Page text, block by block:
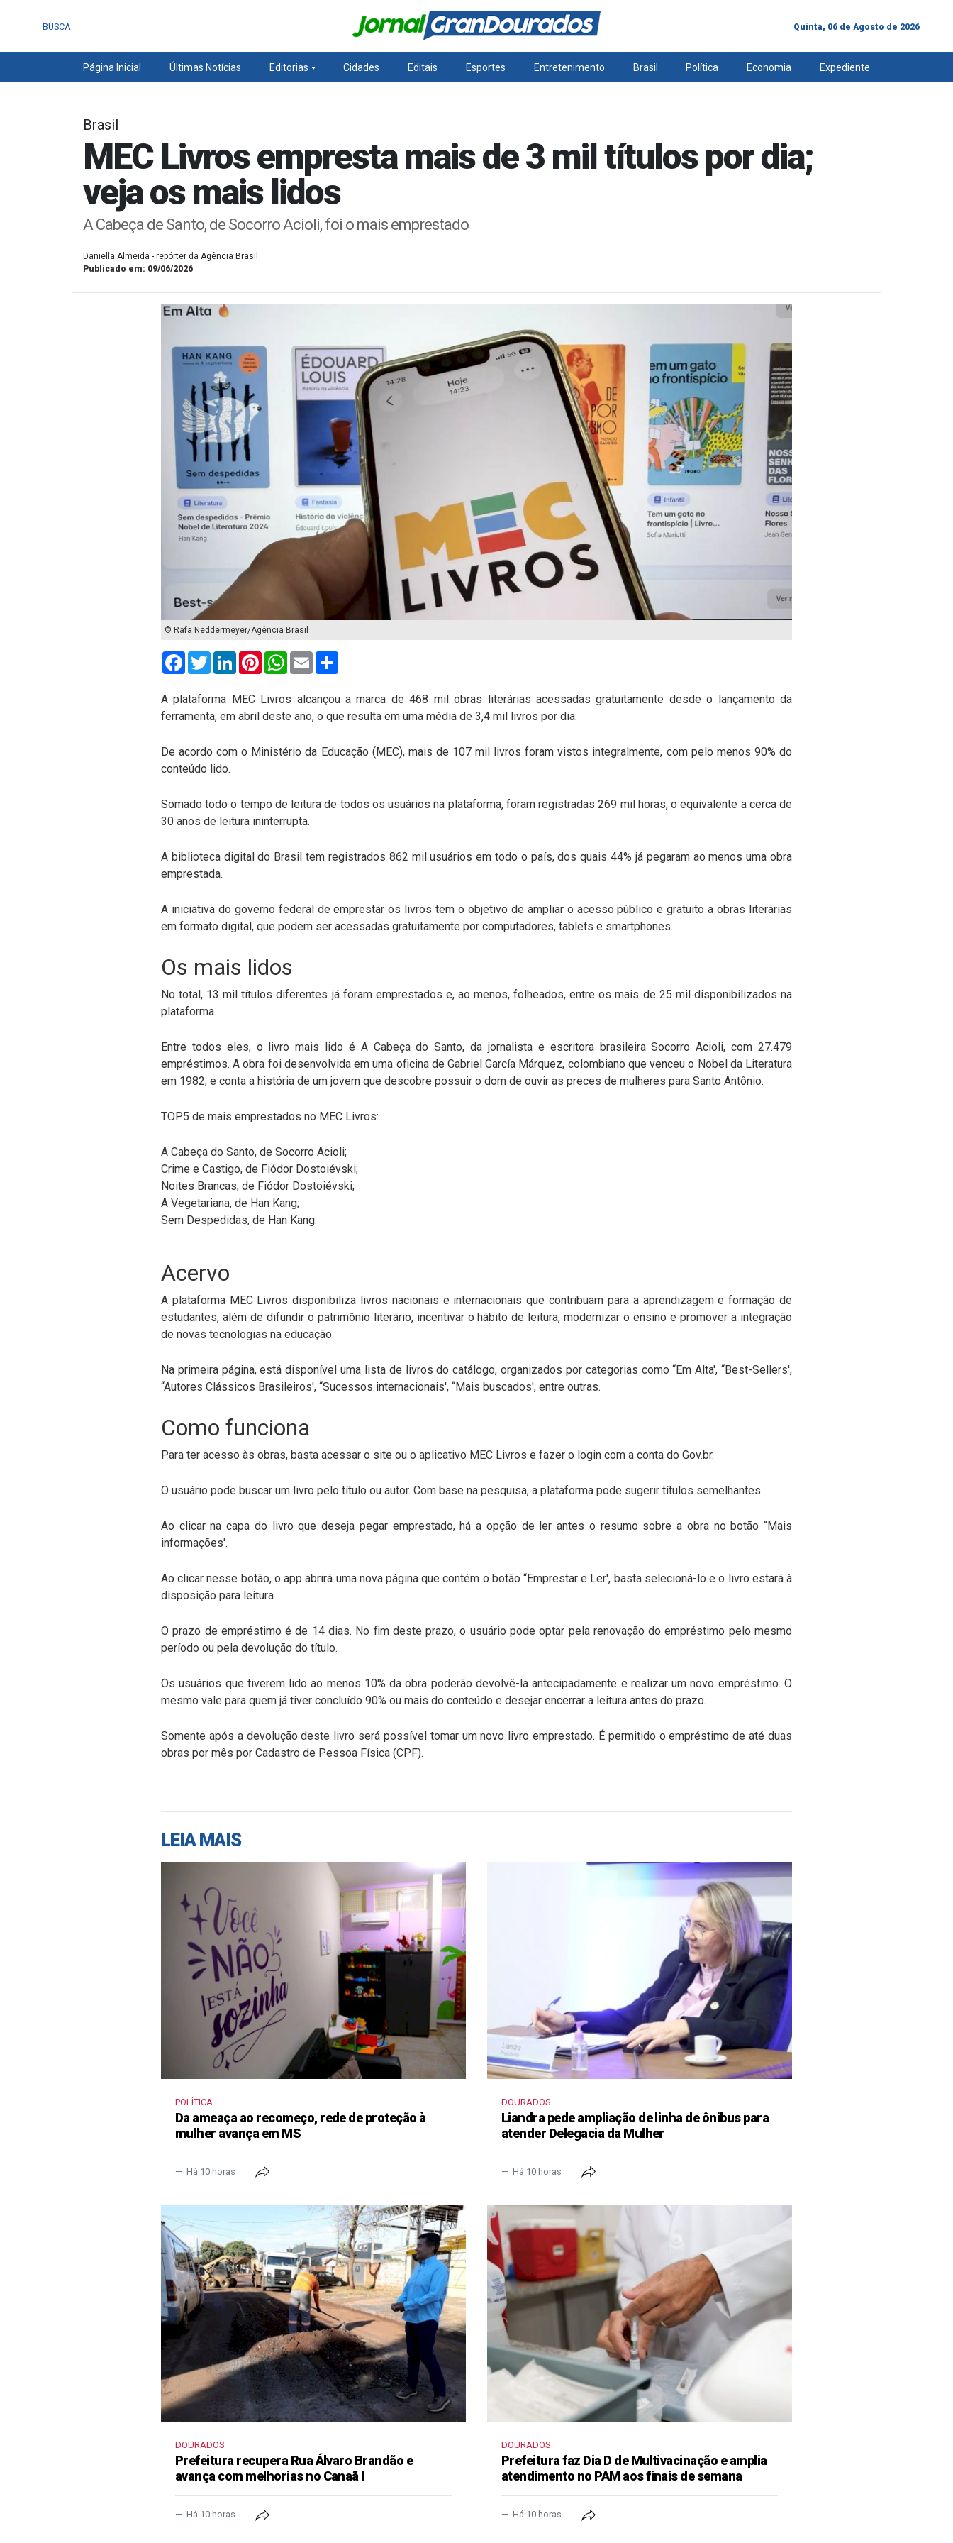
BUSCA Quinta, 06 de Agosto de 2026
Página Inicial Últimas Notícias Editorias Cidades Editais Esportes Entretenimento Brasil Política Economia Expediente
Brasil
MEC Livros empresta mais de 3 mil títulos por dia;
veja os mais lidos
A Cabeça de Santo, de Socorro Acioli, foi o mais emprestado
Daniella Almeida - repórter da Agência Brasil
Publicado em: 09/06/2026
© Rafa Neddermeyer/Agência Brasil
FacebookTwitterLinkedInPinterestWhatsApp
Email
A plataforma MEC Livros alcançou a marca de 468 mil obras literárias acessadas gratuitamente desde o lançamento da
ferramenta, em abril deste ano, o que resulta em uma média de 3,4 mil livros por dia.
De acordo com o Ministério da Educação (MEC), mais de 107 mil livros foram vistos integralmente, com pelo menos 90% do
conteúdo lido.
Somado todo o tempo de leitura de todos os usuários na plataforma, foram registradas 269 mil horas, o equivalente a cerca de
30 anos de leitura ininterrupta.
A biblioteca digital do Brasil tem registrados 862 mil usuários em todo o país, dos quais 44% já pegaram ao menos uma obra
emprestada.
A iniciativa do governo federal de emprestar os livros tem o objetivo de ampliar o acesso público e gratuito a obras literárias
em formato digital, que podem ser acessadas gratuitamente por computadores, tablets e smartphones.
Os mais lidos
No total, 13 mil títulos diferentes já foram emprestados e, ao menos, folheados, entre os mais de 25 mil disponibilizados na
plataforma.
Entre todos eles, o livro mais lido é A Cabeça do Santo, da jornalista e escritora brasileira Socorro Acioli, com 27.479
empréstimos. A obra foi desenvolvida em uma oficina de Gabriel García Márquez, colombiano que venceu o Nobel da Literatura
em 1982, e conta a história de um jovem que descobre possuir o dom de ouvir as preces de mulheres para Santo Antônio.
TOP5 de mais emprestados no MEC Livros:
A Cabeça do Santo, de Socorro Acioli;
Crime e Castigo, de Fiódor Dostoiévski;
Noites Brancas, de Fiódor Dostoiévski;
A Vegetariana, de Han Kang;
Sem Despedidas, de Han Kang.
Acervo
A plataforma MEC Livros disponibiliza livros nacionais e internacionais que contribuam para a aprendizagem e formação de
estudantes, além de difundir o patrimônio literário, incentivar o hábito de leitura, modernizar o ensino e promover a integração
de novas tecnologias na educação.
Na primeira página, está disponível uma lista de livros do catálogo, organizados por categorias como “Em Alta', “Best-Sellers',
“Autores Clássicos Brasileiros', “Sucessos internacionais', “Mais buscados', entre outras.
Como funciona
Para ter acesso às obras, basta acessar o site ou o aplicativo MEC Livros e fazer o login com a conta do Gov.br.
O usuário pode buscar um livro pelo título ou autor. Com base na pesquisa, a plataforma pode sugerir títulos semelhantes.
Ao clicar na capa do livro que deseja pegar emprestado, há a opção de ler antes o resumo sobre a obra no botão “Mais
informações'.
Ao clicar nesse botão, o app abrirá uma nova página que contém o botão “Emprestar e Ler', basta selecioná-lo e o livro estará à
disposição para leitura.
O prazo de empréstimo é de 14 dias. No fim deste prazo, o usuário pode optar pela renovação do empréstimo pelo mesmo
período ou pela devolução do título.
Os usuários que tiverem lido ao menos 10% da obra poderão devolvê-la antecipadamente e realizar um novo empréstimo. O
mesmo vale para quem já tiver concluído 90% ou mais do conteúdo e desejar encerrar a leitura antes do prazo.
Somente após a devolução deste livro será possível tomar um novo livro emprestado. É permitido o empréstimo de até duas
obras por mês por Cadastro de Pessoa Física (CPF).
LEIA MAIS
POLÍTICA
Da ameaça ao recomeço, rede de proteção à
mulher avança em MS
Há 10 horas
DOURADOS
Liandra pede ampliação de linha de ônibus para
atender Delegacia da Mulher
Há 10 horas
DOURADOS
Prefeitura recupera Rua Álvaro Brandão e
avança com melhorias no Canaã I
Há 10 horas
DOURADOS
Prefeitura faz Dia D de Multivacinação e amplia
atendimento no PAM aos finais de semana
Há 10 horas